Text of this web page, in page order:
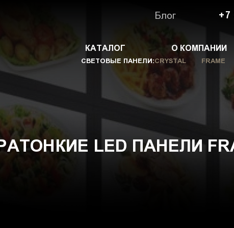
Блог +7
КАТАЛОГ О КОМПАНИИ
СВЕТОВЫЕ ПАНЕЛИ:CRYSTAL FRAME
LED ПАНЕЛИ